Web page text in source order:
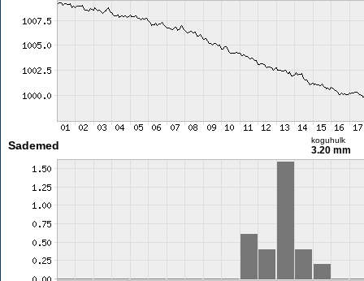
Sademed koguhulk
3.20 mm